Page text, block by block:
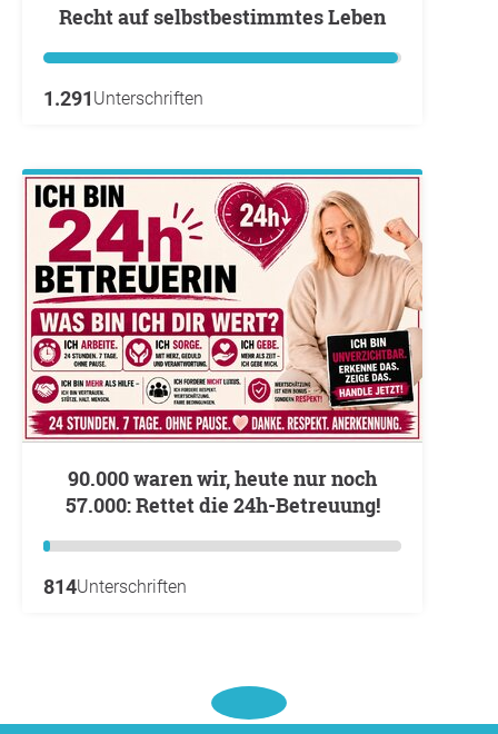
Recht auf selbstbestimmtes Leben
1.291 Unterschriften
57.000: Rettet die 24h-Betreuung!
814Unterschriften